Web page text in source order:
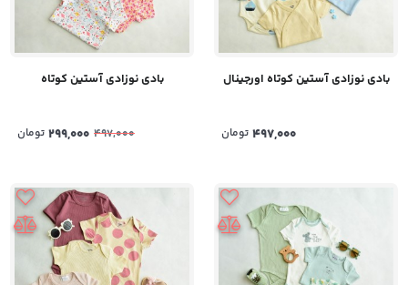
بادی نوزادی آستین کوتاه اورجینال
497,000 تومان
بادی نوزادی آستین کوتاه
497,000
299,000 تومان